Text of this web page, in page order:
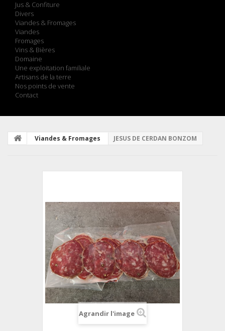
Jus & Confiture
Divers
Viandes & Fromages
Viandes
Fromages
Vins & Bières
Domaine
Une exploitation familiale
Artisans de la terre
Nos points de vente
Contact
Viandes & Fromages JESUS DE CERDAN BONZOM
Agrandir l'image